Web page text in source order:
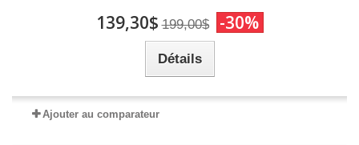
139,30$ 199,00$ -30%
Détails
Ajouter au comparateur